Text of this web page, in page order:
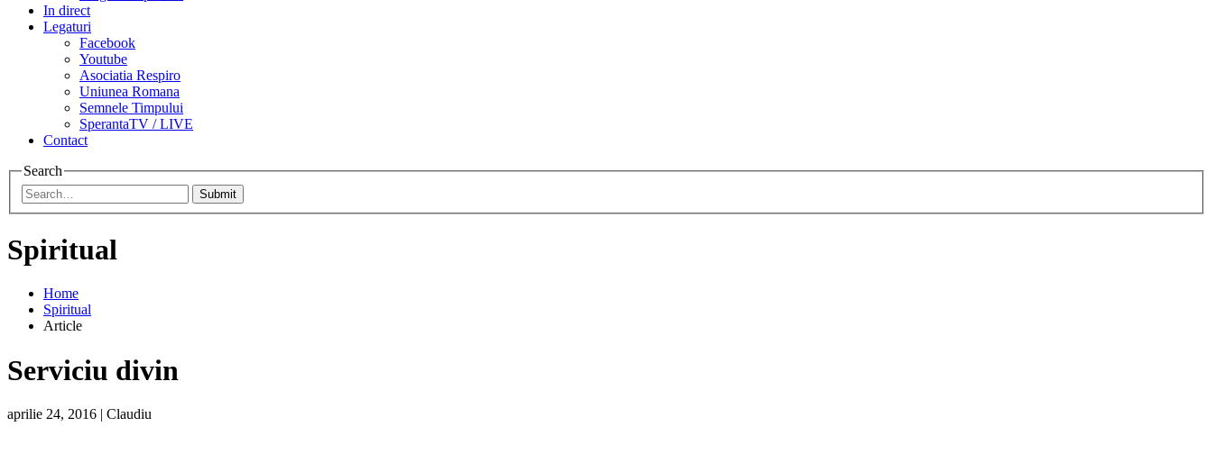
In direct
Legaturi
Facebook
Youtube
Asociatia Respiro
Uniunea Romana
Semnele Timpului
SperantaTV / LIVE
Contact
Search
Submit
Spiritual
Home
Spiritual
Article
Serviciu divin
aprilie 24, 2016 | Claudiu